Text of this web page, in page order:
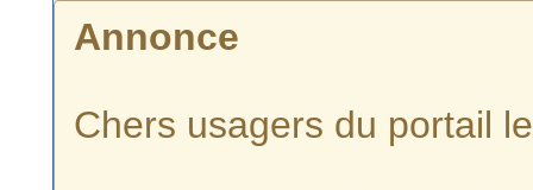
Annonce
Chers usagers du portail